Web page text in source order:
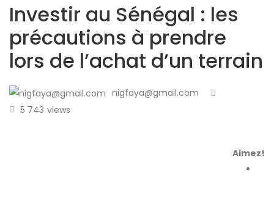
Investir au Sénégal : les
précautions à prendre
lors de l’achat d’un terrain
nigfaya@gmail.com
views
5 743
Aimez!